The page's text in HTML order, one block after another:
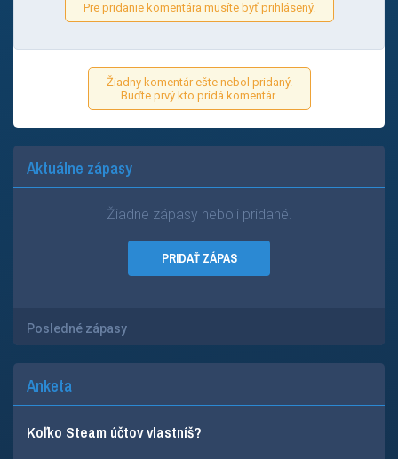
Pre pridanie komentára musíte byť prihlásený.
Žiadny komentár ešte nebol pridaný.
Buďte prvý kto pridá komentár.
Aktuálne zápasy
Žiadne zápasy neboli pridané.
PRIDAŤ ZÁPAS
Posledné zápasy
Anketa
Koľko Steam účtov vlastníš?